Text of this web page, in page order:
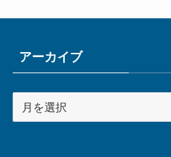
アーカイブ
ー